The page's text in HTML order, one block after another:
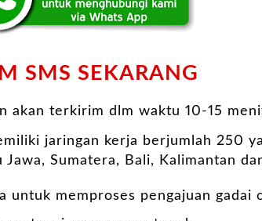
SMS SEKARANG
akan terkirim dlm waktu 10-15
jaringan kerja berjumlah 250
Jawa, Sumatera, Bali, Kalimantan
untuk memproses pengajuan gadai